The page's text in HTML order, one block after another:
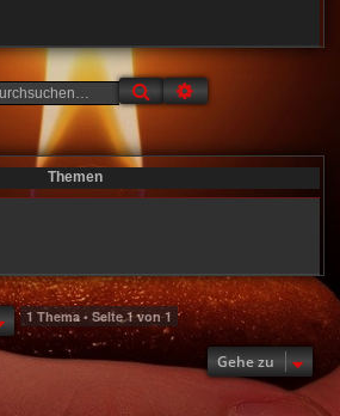
Suche
Themen
1 Thema • Seite1von1
Gehe zu